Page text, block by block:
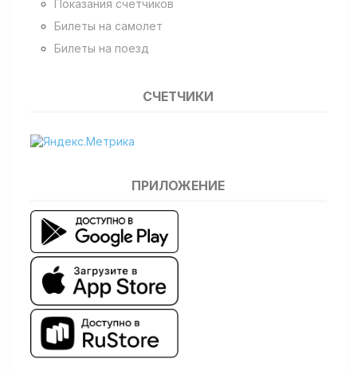
Показания счетчиков
Билеты на самолет
Билеты на поезд
СЧЕТЧИКИ
ПРИЛОЖЕНИЕ